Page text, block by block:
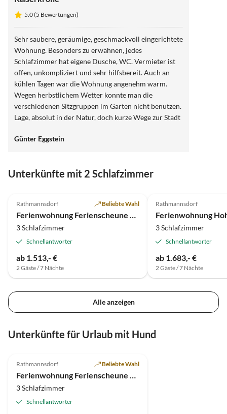
5.0 (5 Bewertungen)
Sehr saubere, geräumige, geschmackvoll eingerichtete
Wohnung. Besonders zu erwähnen, jedes
Schlafzimmer hat eigene Dusche, WC. Vermieter ist
offen, unkompliziert und sehr hilfsbereit. Auch an
kühlen Tagen war die Wohnung angenehm warm.
Wegen herbstlichem Wetter konnte man die
verschiedenen Sitzgruppen im Garten nicht benutzen.
Lage, absolut in der Natur, doch kurze Wege zur Stadt
Günter Eggstein
Unterkünfte mit 2 Schlafzimmer
Rathmannsdorf Beliebte Wahl
Ferienwohnung Ferienscheune Kaiserkrone
3 Schlafzimmer
Schnellantworter
ab 1.513,- €
2 Gäste / 7 Nächte
Rathmannsdorf
Ferienwohnung
3 Schlafzimmer
Schnellantworter
ab 1.683,- €
2 Gäste / 7 Nächte
Alle anzeigen
Unterkünfte für Urlaub mit Hund
Rathmannsdorf Beliebte Wahl
Ferienwohnung Ferienscheune Kaiserkrone
3 Schlafzimmer
Schnellantworter